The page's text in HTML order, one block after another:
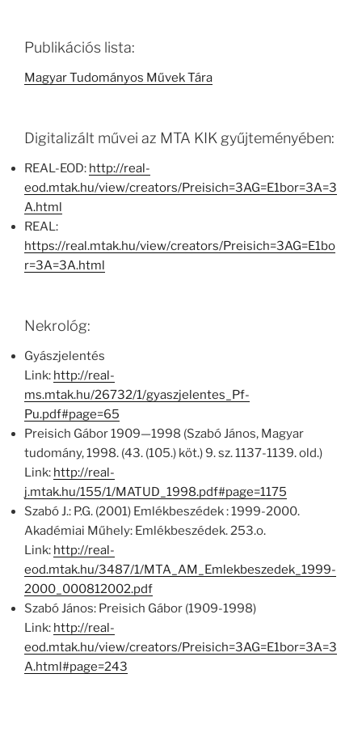
Publikációs lista:
Magyar Tudományos Művek Tára
Digitalizált művei az MTA KIK gyűjteményében:
REAL-EOD: http://real-
eod.mtak.hu/view/creators/Preisich=3AG=E1bor=3A=3
A.html
REAL:
https://real.mtak.hu/view/creators/Preisich=3AG=E1bo
r=3A=3A.html
Nekrológ:
Gyászjelentés
Link: http://real-
ms.mtak.hu/26732/1/gyaszjelentes_Pf-
Pu.pdf#page=65
Preisich Gábor 1909—1998 (Szabó János, Magyar
tudomány, 1998. (43. (105.) köt.) 9. sz. 1137-1139. old.)
Link: http://real-
j.mtak.hu/155/1/MATUD_1998.pdf#page=1175
Szabó J.: P.G. (2001) Emlékbeszédek : 1999-2000.
Akadémiai Műhely: Emlékbeszédek. 253.o.
Link: http://real-
eod.mtak.hu/3487/1/MTA_AM_Emlekbeszedek_1999-
2000_000812002.pdf
Szabó János: Preisich Gábor (1909-1998)
Link: http://real-
eod.mtak.hu/view/creators/Preisich=3AG=E1bor=3A=3
A.html#page=243